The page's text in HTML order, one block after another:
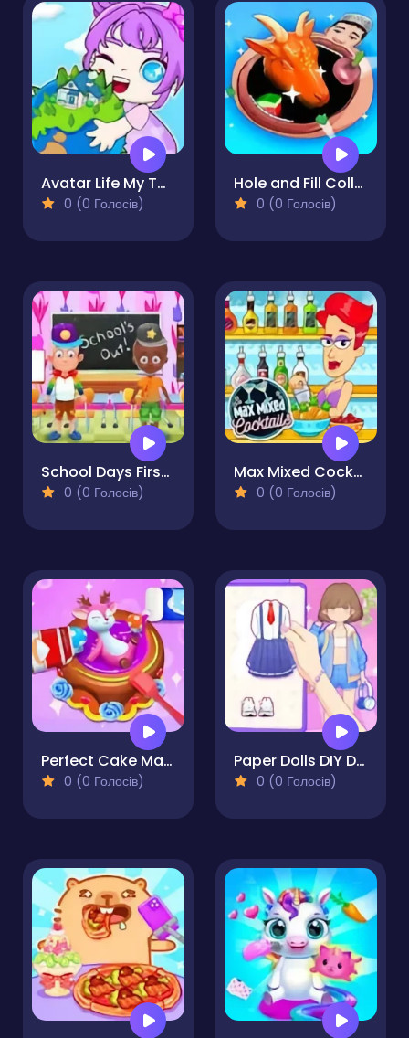
Avatar Life My Town
0 (0 Голосів)
Hole and Fill Collect Master
0 (0 Голосів)
School Days First Day of School
0 (0 Голосів)
Max Mixed Cocktails
0 (0 Голосів)
Perfect Cake Maker
0 (0 Голосів)
Paper Dolls DIY Diary
0 (0 Голосів)